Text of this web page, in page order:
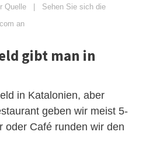
Quelle | Sehen Sie sich die
an
gibt man in
in Katalonien, aber
geben wir meist 5-
oder Café runden wir den